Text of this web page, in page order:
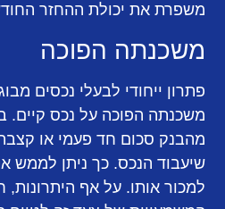
משפרת את יכולת ההחזר
משכנתה הפוכה
פתרון ייחודי לבעלי נכסים
משכנתה הפוכה על נכס קיים.
מהבנק סכום חד פעמי או
שיעבוד הנכס. כך ניתן לממש
למכור אותו. על אף